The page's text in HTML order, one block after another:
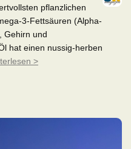
pflanzlichen
3-Fettsäuren (Alpha-
Gehirn und
hat einen nussig-herben
>